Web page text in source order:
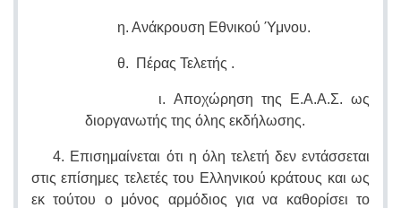
η. Ανάκρουση Εθνικού Ύμνου.
θ. Πέρας Τελετής .
ι. Αποχώρηση της Ε.Α.Α.Σ. ως
διοργανωτής της όλης εκδήλωσης.
4. Επισημαίνεται ότι η όλη τελετή δεν εντάσσεται
στις επίσημες τελετές του Ελληνικού κράτους και ως
εκ τούτου ο μόνος αρμόδιος για να καθορίσει το